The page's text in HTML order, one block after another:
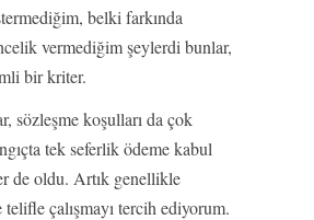
belki farkında
vermediğim şeylerdi bunlar,
bir kriter.
sözleşme koşulları da çok
tek seferlik ödeme kabul
de oldu. Artık genellikle
çalışmayı tercih ediyorum.